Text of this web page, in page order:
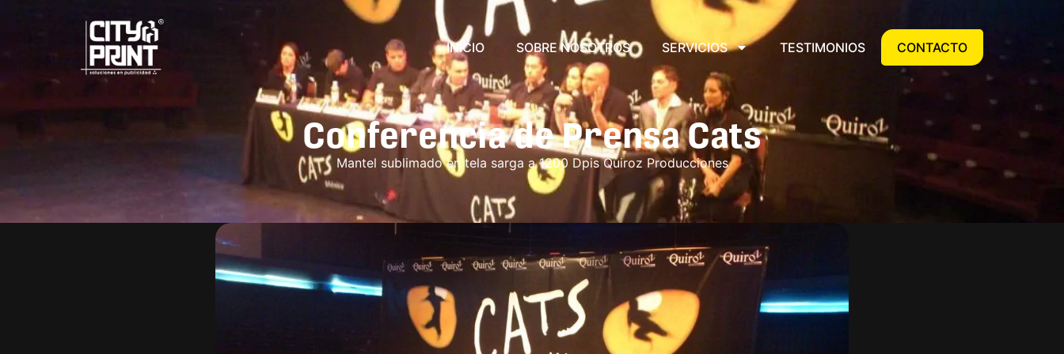
INICIO SOBRE NOSOTROS SERVICIOS TESTIMONIOS CONTACTO
Conferencia de Prensa Cats
Mantel sublimado en tela sarga a 1200 Dpis Quiroz Producciones